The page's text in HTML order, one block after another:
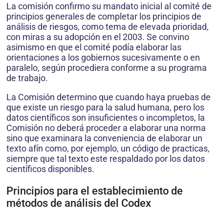
La comisión confirmo su mandato inicial al comité de
principios generales de completar los principios de
análisis de riesgos, como tema de elevada prioridad,
con miras a su adopción en el 2003. Se convino
asimismo en que el comité podía elaborar las
orientaciones a los gobiernos sucesivamente o en
paralelo, según procediera conforme a su programa
de trabajo.
La Comisión determino que cuando haya pruebas de
que existe un riesgo para la salud humana, pero los
datos científicos son insuficientes o incompletos, la
Comisión no deberá proceder a elaborar una norma
sino que examinara la conveniencia de elaborar un
texto afín como, por ejemplo, un código de practicas,
siempre que tal texto este respaldado por los datos
científicos disponibles.
Principios para el establecimiento de
métodos de análisis del Codex